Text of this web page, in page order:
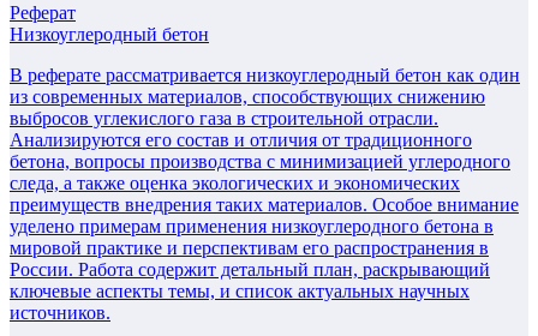
Реферат
Низкоуглеродный бетон
В реферате рассматривается низкоуглеродный бетон как один
из современных материалов, способствующих снижению
выбросов углекислого газа в строительной отрасли.
Анализируются его состав и отличия от традиционного
бетона, вопросы производства с минимизацией углеродного
следа, а также оценка экологических и экономических
преимуществ внедрения таких материалов. Особое внимание
уделено примерам применения низкоуглеродного бетона в
мировой практике и перспективам его распространения в
России. Работа содержит детальный план, раскрывающий
ключевые аспекты темы, и список актуальных научных
источников.